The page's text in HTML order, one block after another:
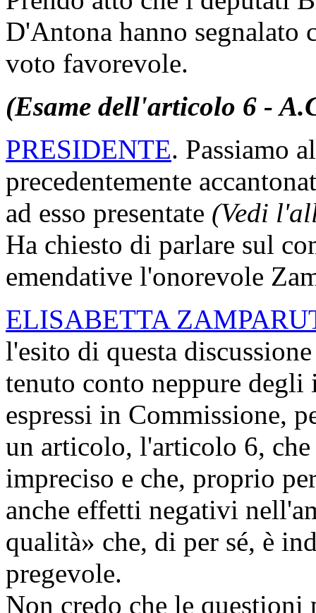
D'Antona hanno segnalato
voto favorevole.
(Esame dell'articolo 6 -
PRESIDENTE. Passiamo
precedentemente
ad esso presentate (Vedi
Ha chiesto di parlare sul
emendative l'onorevole
ELISABETTA
l'esito di questa
tenuto conto neppure
espressi in Commissione,
un articolo, l'articolo 6, che
impreciso e che, proprio
anche effetti negativi
qualità» che, di per sé, è
pregevole.
Non credo che le questioni